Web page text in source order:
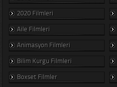
2020 Filmleri
Aile Filmleri
Animasyon Filmleri
Bilim Kurgu Filmleri
Boxset Filmler